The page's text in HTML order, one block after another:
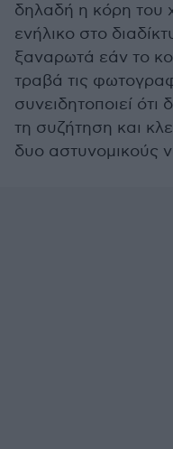
δηλαδή η κόρη του
ενήλικο στο
ξαναρωτά εάν το
τραβά τις
συνειδητοποιεί
τη συζήτηση και
δυο αστυνομικούς